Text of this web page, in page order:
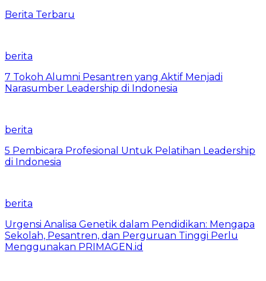
Berita Terbaru
berita
7 Tokoh Alumni Pesantren yang Aktif Menjadi
Narasumber Leadership di Indonesia
berita
5 Pembicara Profesional Untuk Pelatihan Leadership
di Indonesia
berita
Urgensi Analisa Genetik dalam Pendidikan: Mengapa
Sekolah, Pesantren, dan Perguruan Tinggi Perlu
Menggunakan PRIMAGEN.id